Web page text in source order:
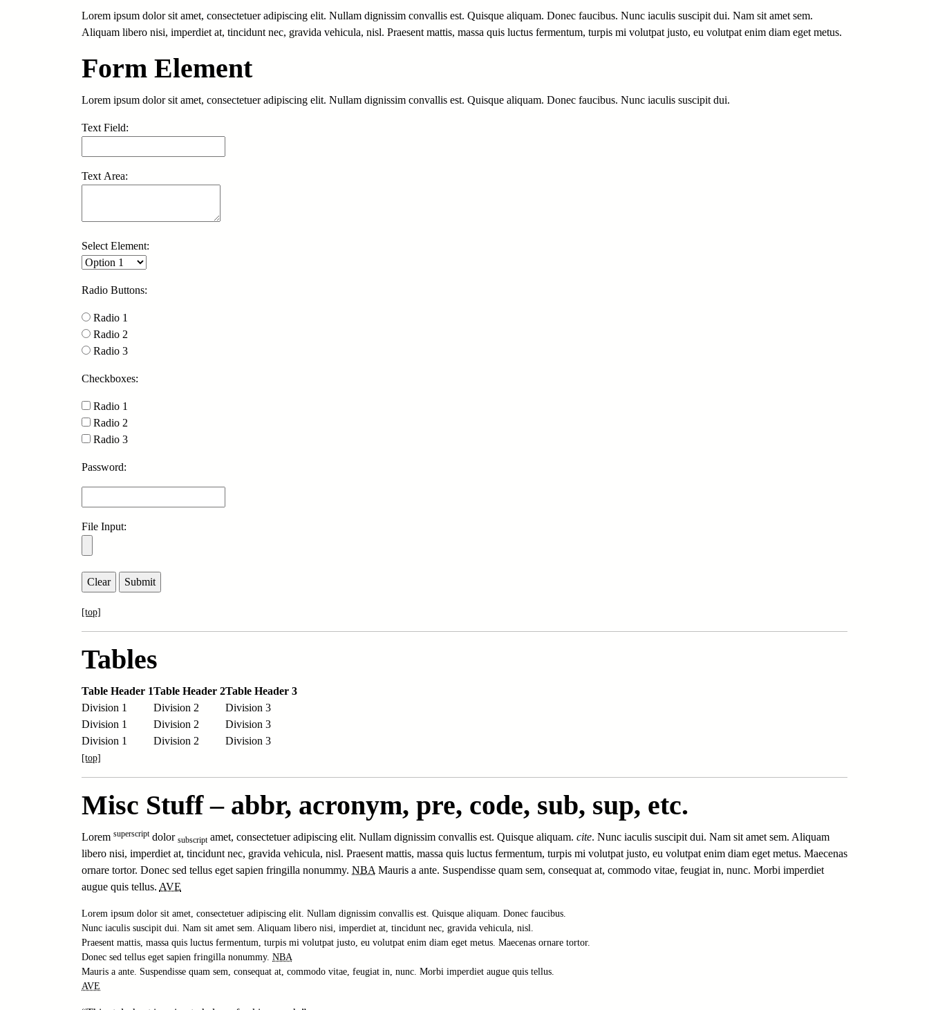
Lorem ipsum dolor sit amet, consectetuer adipiscing elit. Nullam dignissim convallis est. Quisque aliquam. Donec faucibus. Nunc iaculis suscipit dui. Nam sit amet sem.
Aliquam libero nisi, imperdiet at, tincidunt nec, gravida vehicula, nisl. Praesent mattis, massa quis luctus fermentum, turpis mi volutpat justo, eu volutpat enim diam eget metus.
Form Element
Lorem ipsum dolor sit amet, consectetuer adipiscing elit. Nullam dignissim convallis est. Quisque aliquam. Donec faucibus. Nunc iaculis suscipit dui.
Text Field:
Text Area:
Select Element:
Radio Buttons:
Radio 1
Radio 2
Radio 3
Checkboxes:
Radio 1
Radio 2
Radio 3
Password:
File Input:
[top]
Tables
Table Header 1Table Header 2Table Header 3
Division 1
Division 2
Division 3
Division 1
Division 2
Division 3
Division 1
Division 2 Division 3
[top]
Misc Stuff – abbr, acronym, pre, code, sub, sup, etc.
Lorem superscriptdolor subscript amet, consectetuer adipiscing elit. Nullam dignissim convallis est. Quisque aliquam. cite. Nunc iaculis suscipit dui. Nam sit amet sem. Aliquam
libero nisi, imperdiet at, tincidunt nec, gravida vehicula, nisl. Praesent mattis, massa quis luctus fermentum, turpis mi volutpat justo, eu volutpat enim diam eget metus. Maecenas
ornare tortor. Donec sed tellus eget sapien fringilla nonummy. NBA Mauris a ante. Suspendisse quam sem, consequat at, commodo vitae, feugiat in, nunc. Morbi imperdiet
augue quis tellus. AVE
Lorem ipsum dolor sit amet, consectetuer adipiscing elit. Nullam dignissim convallis est. Quisque aliquam. Donec faucibus.
Nunc iaculis suscipit dui. Nam sit amet sem. Aliquam libero nisi, imperdiet at, tincidunt nec, gravida vehicula, nisl.
Praesent mattis, massa quis luctus fermentum, turpis mi volutpat justo, eu volutpat enim diam eget metus. Maecenas ornare tortor.
Donec sed tellus eget sapien fringilla nonummy. NBA
AVE